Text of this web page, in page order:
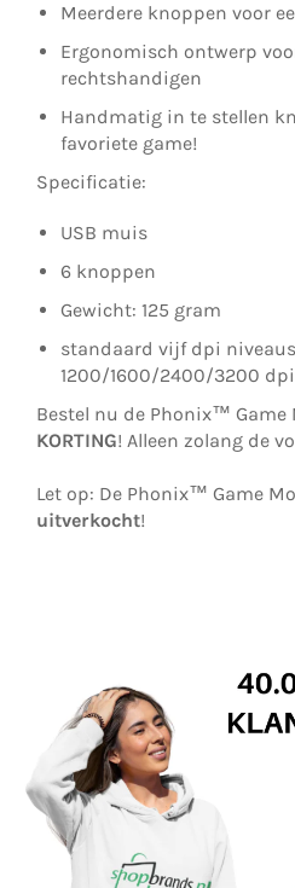
Meerdere knoppen voor
Ergonomisch ontwerp
rechtshandigen
Handmatig in te stellen
favoriete game!
Specificatie:
USB muis
6 knoppen
Gewicht: 125 gram
standaard vijf dpi
1200/1600/2400/3200 dpi
Bestel nu de Phonix™️ Game
KORTING! Alleen zolang de
Let op: De Phonix™️ Game
uitverkocht!